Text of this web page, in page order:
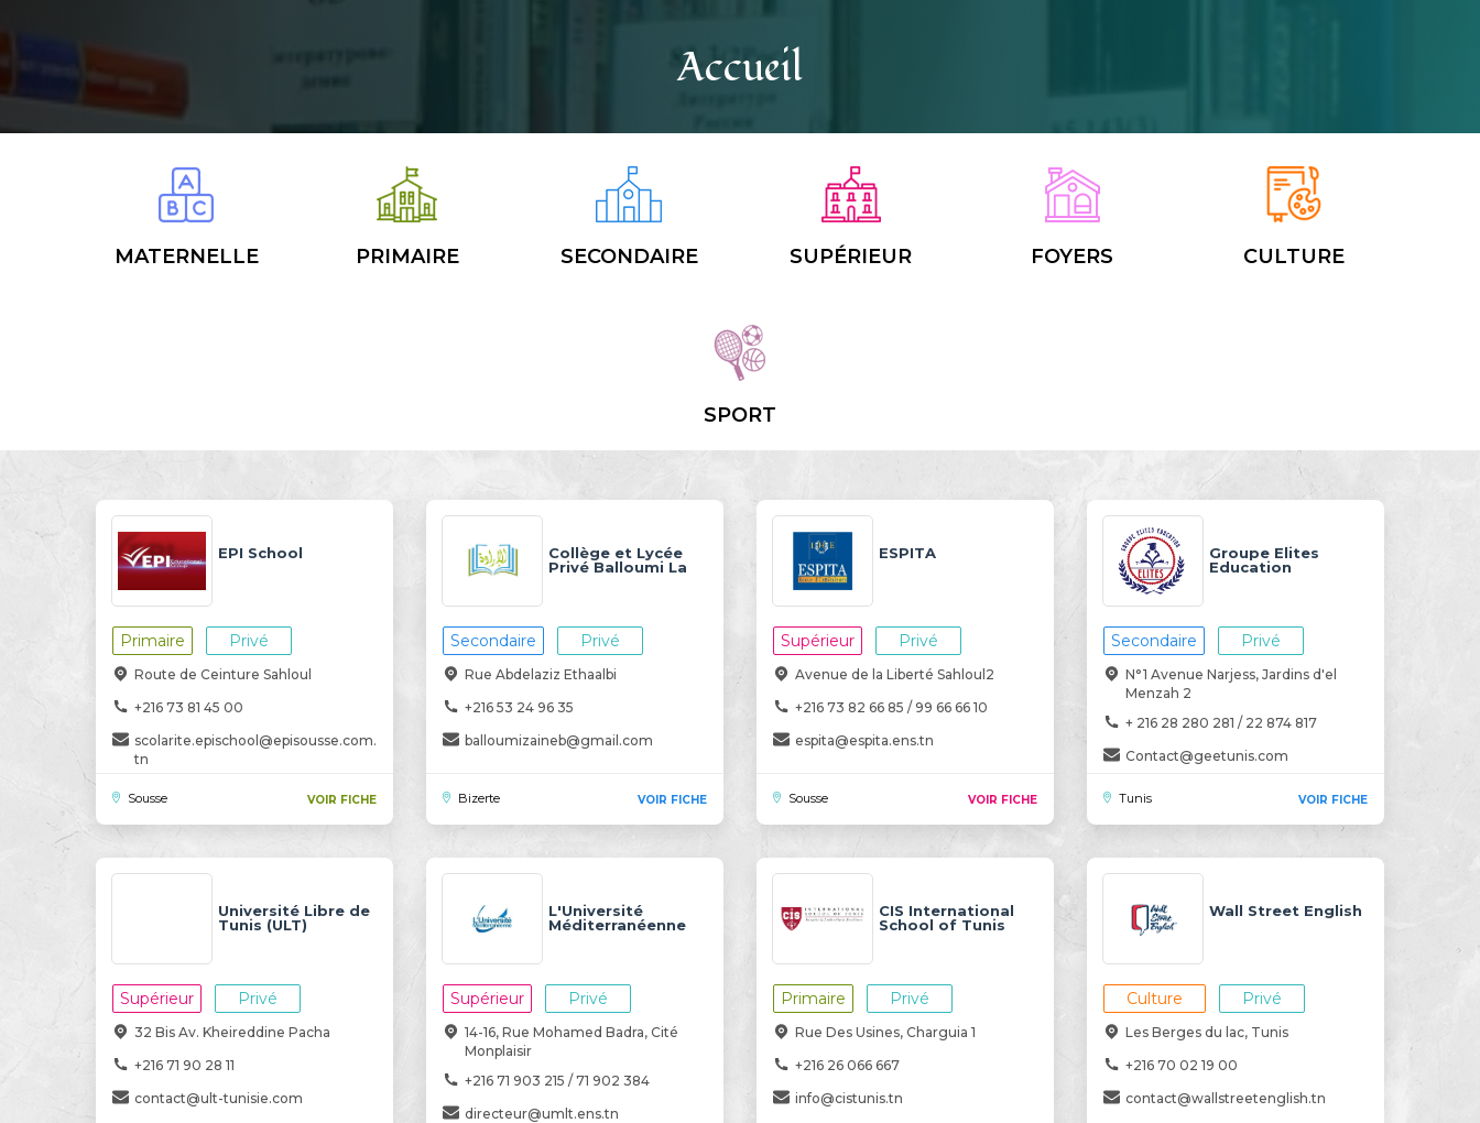
Accueil
MATERNELLE PRIMAIRE SECONDAIRE SUPÉRIEUR FOYERS CULTURE
SPORT
EPI School
Primaire Privé
Route de Ceinture Sahloul
+216 73 81 45 00
scolarite.epischool@episousse.com.
tn
Sousse VOIR FICHE
Collège et Lycée
Privé Balloumi La
Secondaire Privé
Rue Abdelaziz Ethaalbi
+216 53 24 96 35
balloumizaineb@gmail.com
Bizerte VOIR FICHE
ESPITA
Supérieur Privé
Avenue de la Liberté Sahloul2
+216 73 82 66 85 / 99 66 66 10
espita@espita.ens.tn
Sousse VOIR FICHE
Groupe Elites
Education
Secondaire Privé
N°1 Avenue Narjess, Jardins d'el
Menzah 2
+ 216 28 280 281 / 22 874 817
Contact@geetunis.com
Tunis VOIR FICHE
Université Libre de
Tunis (ULT)
Supérieur Privé
32 Bis Av. Kheireddine Pacha
+216 71 90 28 11
contact@ult-tunisie.com
L'Université
Méditerranéenne
Supérieur Privé
14-16, Rue Mohamed Badra, Cité
Monplaisir
+216 71 903 215 / 71 902 384
directeur@umlt.ens.tn
CIS International
School of Tunis
Primaire Privé
Rue Des Usines, Charguia 1
+216 26 066 667
info@cistunis.tn
Wall Street English
Culture Privé
Les Berges du lac, Tunis
+216 70 02 19 00
contact@wallstreetenglish.tn